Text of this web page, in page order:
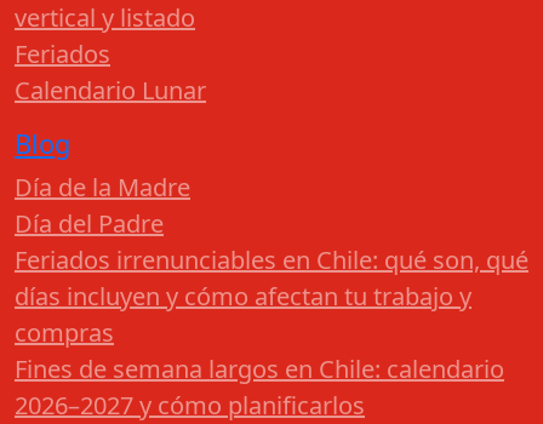
vertical y listado
Feriados
Calendario Lunar
Blog
Día de la Madre
Día del Padre
Feriados irrenunciables en Chile: qué son, qué
días incluyen y cómo afectan tu trabajo y
compras
Fines de semana largos en Chile: calendario
2026–2027 y cómo planificarlos